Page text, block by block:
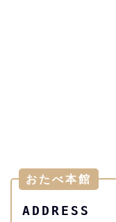
おたべ本館
ADDRESS